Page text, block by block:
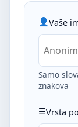
Vaše
Samo
znakova
Vrsta